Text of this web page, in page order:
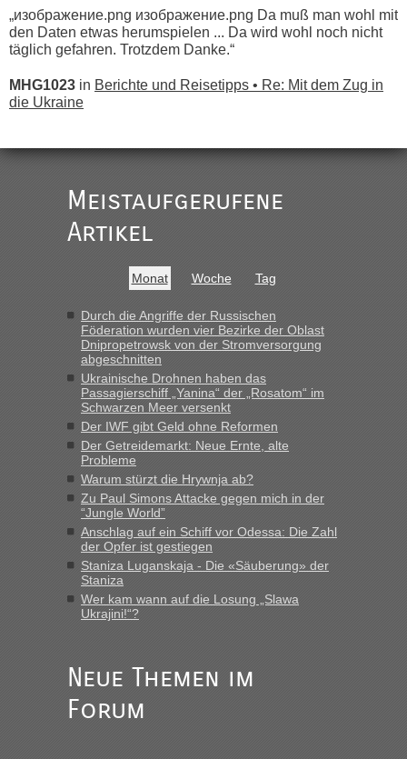
„изображение.png изображение.png Da muß man wohl mit
den Daten etwas herumspielen ... Da wird wohl noch nicht
täglich gefahren. Trotzdem Danke.“
MHG1023 in Berichte und Reisetipps • Re: Mit dem Zug in
die Ukraine
Ist korrekt, aber ich finde man hätte trotzdem im Text gleich
darauf hinweisen können.
War aber nicht "böse" gemeint ...
buchbar - warum auch immer ...
Hab´s versucht - bekomme aber immer angezeigt "auf dieser
Strecke fahren wir nicht"
inBerichte und Reisetipps • Re: Mit dem Zug in
die Ukraine
„Man sollte aber explizit dazu schreiben, daß es ein Zug von
LeoExpress ist - und nur auf deren Webseite kann man die
Fahrkarten kaufen. Zumindest ist es die erste Umsteigefreie
Verbindung von Deutschland...“
Recht, Visa und Dokumente • Re: Deklaration
gebrauchter Kleidung beim Zoll
„Vielen Dank, mit einem Briefchen meiner Frau im Gepäck
gab es keine Probleme“
fast 11 Milliarden aufgedeckt
„Am besten wäre natürlich, wenn die Frau mit dabei ist.
Alleinreisende Männer stehen schließlich immer unter
Meistaufgerufene
Artikel
Monat Woche Tag
Durch die Angriffe der Russischen
Föderation wurden vier Bezirke der Oblast
Dnipropetrowsk von der Stromversorgung
abgeschnitten
Ukrainische Drohnen haben das
Passagierschiff „Yanina“ der „Rosatom“ im
Schwarzen Meer versenkt
Der IWF gibt Geld ohne Reformen
Der Getreidemarkt: Neue Ernte, alte
Probleme
Warum stürzt die Hrywnja ab?
Zu Paul Simons Attacke gegen mich in der
“Jungle World”
Anschlag auf ein Schiff vor Odessa: Die Zahl
der Opfer ist gestiegen
Staniza Luganskaja - Die «Säuberung» der
Staniza
Wer kam wann auf die Losung „Slawa
Ukrajini!“?
Neue Themen im
Forum